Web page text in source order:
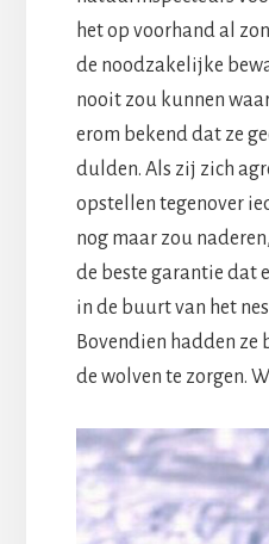
het op voorhand al
de noodzakelijke
nooit zou kunnen
erom bekend dat ze
dulden. Als zij zich
opstellen tegenover
nog maar zou
de beste garantie dat
in de buurt van het
Bovendien hadden ze
de wolven te zorgen.